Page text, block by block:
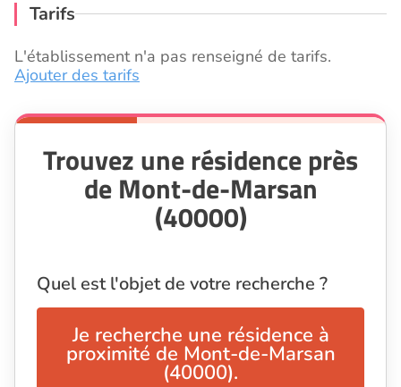
Tarifs
L'établissement n'a pas renseigné de tarifs.
Ajouter des tarifs
Trouvez une résidence près
de Mont-de-Marsan
(40000)
Quel est l'objet de votre recherche ?
Je recherche une résidence à
proximité de Mont-de-Marsan
(40000).